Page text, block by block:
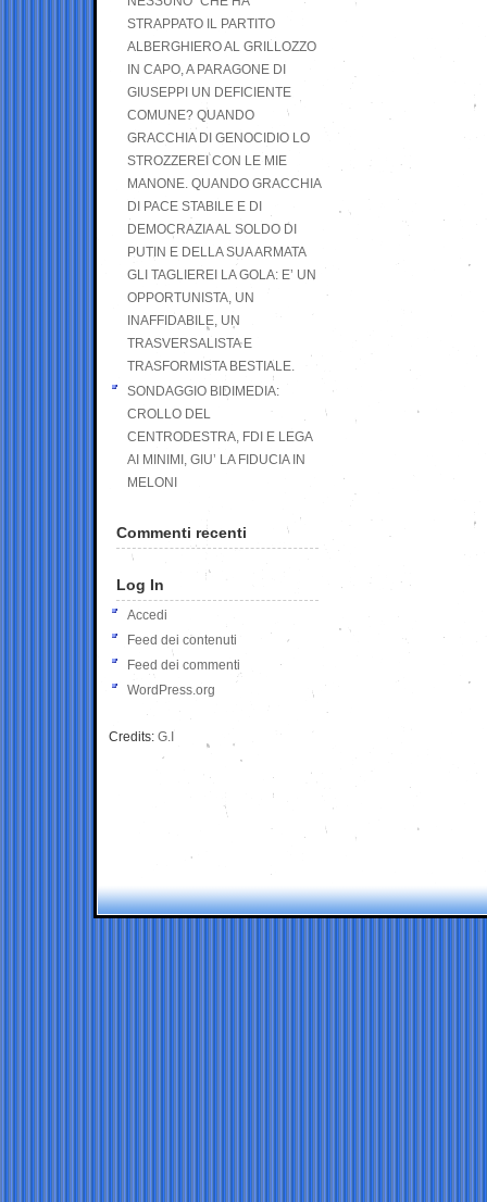
STRAPPATO IL PARTITO
ALBERGHIERO AL GRILLOZZO
IN CAPO, A PARAGONE DI
GIUSEPPI UN DEFICIENTE
COMUNE? QUANDO
GRACCHIA DI GENOCIDIO LO
STROZZEREI CON LE MIE
MANONE. QUANDO GRACCHIA
DI PACE STABILE E DI
DEMOCRAZIA AL SOLDO DI
PUTIN E DELLA SUA ARMATA
GLI TAGLIEREI LA GOLA: E’ UN
OPPORTUNISTA, UN
INAFFIDABILE, UN
TRASVERSALISTA E
TRASFORMISTA BESTIALE.
SONDAGGIO BIDIMEDIA:
CROLLO DEL
CENTRODESTRA, FDI E LEGA
AI MINIMI, GIU’ LA FIDUCIA IN
MELONI
Commenti recenti
Log In
Accedi
Feed dei contenuti
Feed dei commenti
WordPress.org
Credits: G.I